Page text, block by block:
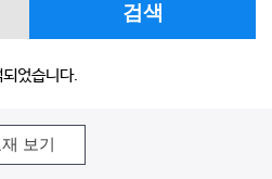
검색
었습니다.